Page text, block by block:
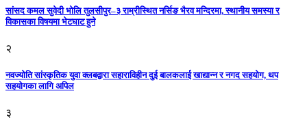
सांसद कमल सुवेदी भोलि तुलसीपुर–३ राम्रीस्थित नर्सिङ भैरव मन्दिरमा, स्थानीय समस्या र
विकासका विषयमा भेटघाट हुने
२
नवज्योति सांस्कृतिक युवा क्लबद्वारा सहाराविहीन दुई बालकलाई खाद्यान्न र नगद सहयोग, थप
सहयोगका लागि अपिल
३